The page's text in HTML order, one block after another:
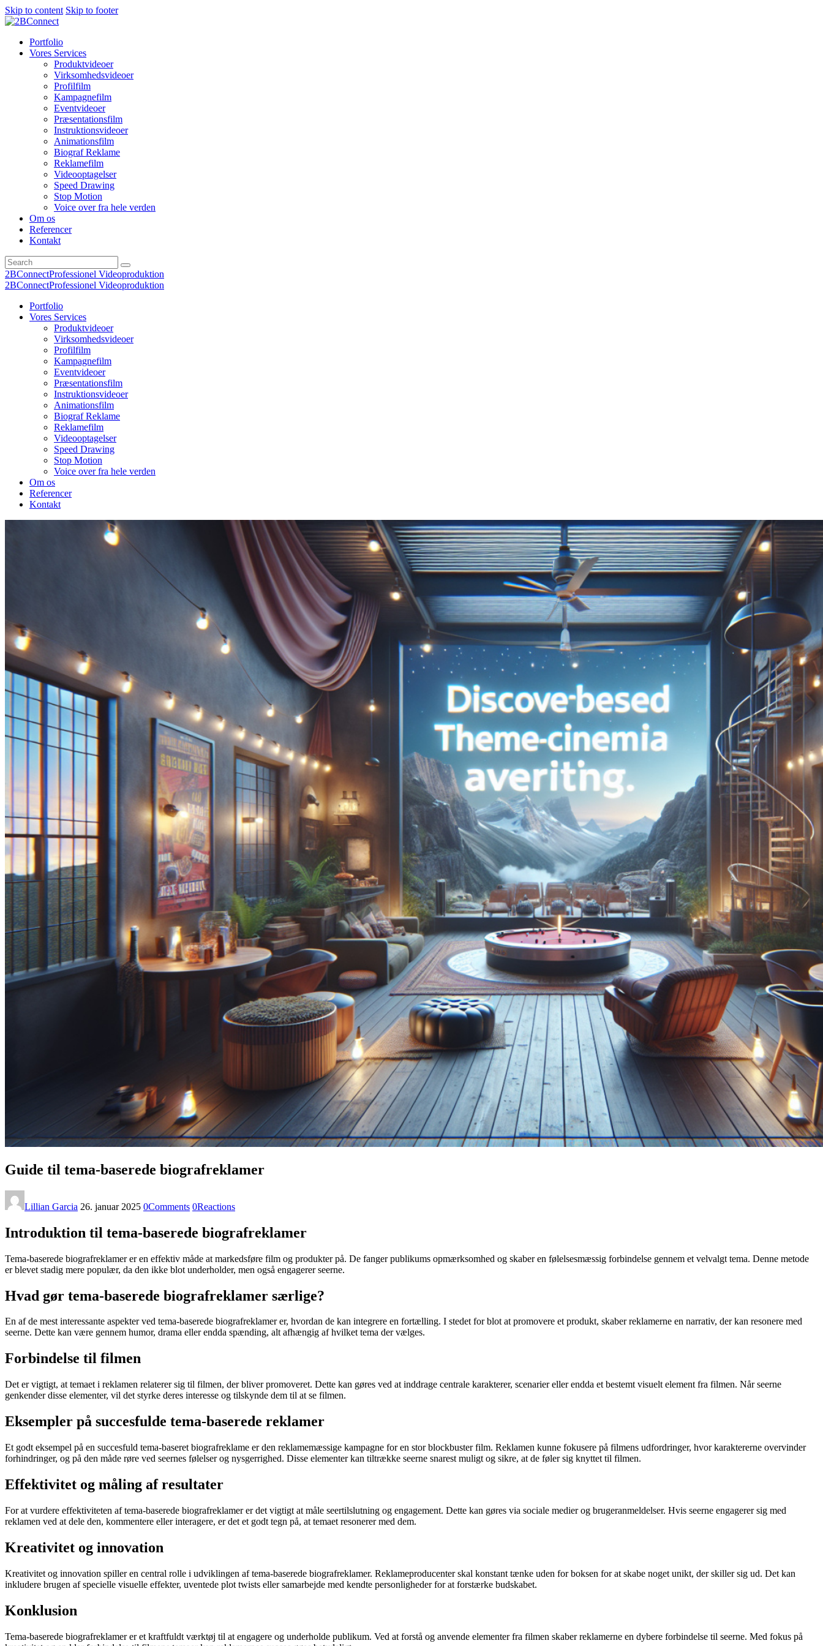
Skip to content Skip to footer
Portfolio
Vores Services
Produktvideoer
Virksomhedsvideoer
Profilfilm
Kampagnefilm
Eventvideoer
Præsentationsfilm
Instruktionsvideoer
Animationsfilm
Biograf Reklame
Reklamefilm
Videooptagelser
Speed Drawing
Stop Motion
Voice over fra hele verden
Om os
Referencer
Kontakt
2BConnectProfessionel Videoproduktion
2BConnectProfessionel Videoproduktion
Portfolio
Vores Services
Produktvideoer
Virksomhedsvideoer
Profilfilm
Kampagnefilm
Eventvideoer
Præsentationsfilm
Instruktionsvideoer
Animationsfilm
Biograf Reklame
Reklamefilm
Videooptagelser
Speed Drawing
Stop Motion
Voice over fra hele verden
Om os
Referencer
Kontakt
Guide til tema-baserede biografreklamer
Lillian Garcia 26. januar 2025 0Comments 0Reactions
Introduktion til tema-baserede biografreklamer
Tema-baserede biografreklamer er en effektiv måde at markedsføre film og produkter på. De fanger publikums opmærksomhed og skaber en følelsesmæssig forbindelse gennem et velvalgt tema. Denne metode
er blevet stadig mere populær, da den ikke blot underholder, men også engagerer seerne.
Hvad gør tema-baserede biografreklamer særlige?
En af de mest interessante aspekter ved tema-baserede biografreklamer er, hvordan de kan integrere en fortælling. I stedet for blot at promovere et produkt, skaber reklamerne en narrativ, der kan resonere med
seerne. Dette kan være gennem humor, drama eller endda spænding, alt afhængig af hvilket tema der vælges.
Forbindelse til filmen
Det er vigtigt, at temaet i reklamen relaterer sig til filmen, der bliver promoveret. Dette kan gøres ved at inddrage centrale karakterer, scenarier eller endda et bestemt visuelt element fra filmen. Når seerne
genkender disse elementer, vil det styrke deres interesse og tilskynde dem til at se filmen.
Eksempler på succesfulde tema-baserede reklamer
Et godt eksempel på en succesfuld tema-baseret biografreklame er den reklamemæssige kampagne for en stor blockbuster film. Reklamen kunne fokusere på filmens udfordringer, hvor karaktererne overvinder
forhindringer, og på den måde røre ved seernes følelser og nysgerrighed. Disse elementer kan tiltrække seerne snarest muligt og sikre, at de føler sig knyttet til filmen.
Effektivitet og måling af resultater
For at vurdere effektiviteten af tema-baserede biografreklamer er det vigtigt at måle seertilslutning og engagement. Dette kan gøres via sociale medier og brugeranmeldelser. Hvis seerne engagerer sig med
reklamen ved at dele den, kommentere eller interagere, er det et godt tegn på, at temaet resonerer med dem.
Kreativitet og innovation
Kreativitet og innovation spiller en central rolle i udviklingen af tema-baserede biografreklamer. Reklameproducenter skal konstant tænke uden for boksen for at skabe noget unikt, der skiller sig ud. Det kan
inkludere brugen af specielle visuelle effekter, uventede plot twists eller samarbejde med kendte personligheder for at forstærke budskabet.
Konklusion
Tema-baserede biografreklamer er et kraftfuldt værktøj til at engagere og underholde publikum. Ved at forstå og anvende elementer fra filmen skaber reklamerne en dybere forbindelse til seerne. Med fokus på